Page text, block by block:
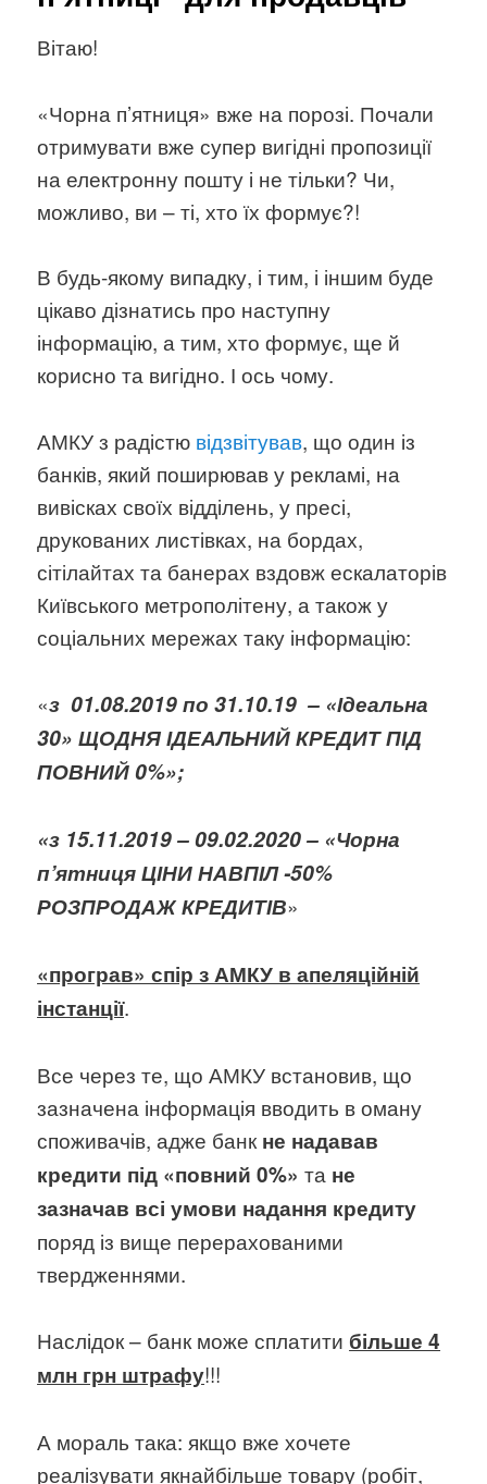
Вітаю!
«Чорна п’ятниця» вже на порозі. Почали
отримувати вже супер вигідні пропозиції
на електронну пошту і не тільки? Чи,
можливо, ви – ті, хто їх формує?!
В будь-якому випадку, і тим, і іншим буде
цікаво дізнатись про наступну
інформацію, а тим, хто формує, ще й
корисно та вигідно. І ось чому.
АМКУ з радістю відзвітував, що один із
банків, який поширював у рекламі, на
вивісках своїх відділень, у пресі,
друкованих листівках, на бордах,
сітілайтах та банерах вздовж ескалаторів
Київського метрополітену, а також у
соціальних мережах таку інформацію:
«з 01.08.2019 по 31.10.19 – «Ідеальна
30» ЩОДНЯ ІДЕАЛЬНИЙ КРЕДИТ ПІД
ПОВНИЙ 0%»;
«з 15.11.2019 – 09.02.2020 – «Чорна
п’ятниця ЦІНИ НАВПІЛ -50%
РОЗПРОДАЖ КРЕДИТІВ»
«програв» спір з АМКУ в апеляційній
інстанції.
Все через те, що АМКУ встановив, що
зазначена інформація вводить в оману
споживачів, адже банк не надавав
кредити під «повний 0%» та не
зазначав всі умови надання кредиту
поряд із вище перерахованими
твердженнями.
Наслідок – банк може сплатити більше 4
млн грн штрафу!!!
А мораль така: якщо вже хочете
реалізувати якнайбільше товару (робіт,